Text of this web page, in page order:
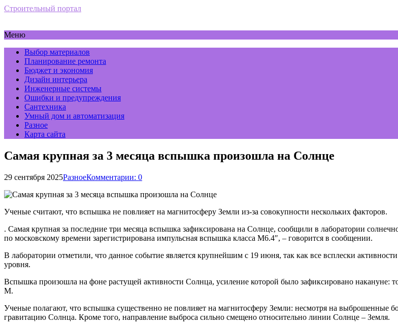
Строительный портал
Меню
Выбор материалов
Планирование ремонта
Бюджет и экономия
Дизайн интерьера
Инженерные системы
Ошибки и предупреждения
Сантехника
Умный дом и автоматизация
Разное
Карта сайта
Самая крупная за 3 месяца вспышка произошла на Солнце
29 сентября 2025РазноеКомментарии: 0
Ученые считают, что вспышка не повлияет на магнитосферу Земли из-за совокупности нескольких факторов.
. Самая крупная за последние три месяца вспышка зафиксирована на Солнце, сообщили в лаборатории
по московскому времени зарегистрирована импульсная вспышка класса M6.4″, – говорится в сообщении.
В лаборатории отметили, что данное событие является крупнейшим с 19 июня, так как все всплески
уровня.
Вспышка произошла на фоне растущей активности Солнца, усиление которой было зафиксировано накануне:
М.
Ученые полагают, что вспышка существенно не повлияет на магнитосферу Земли: несмотря на выброшенные
гравитацию Солнца. Кроме того, направление выброса сильно смещено относительно линии Солнце – Земля.